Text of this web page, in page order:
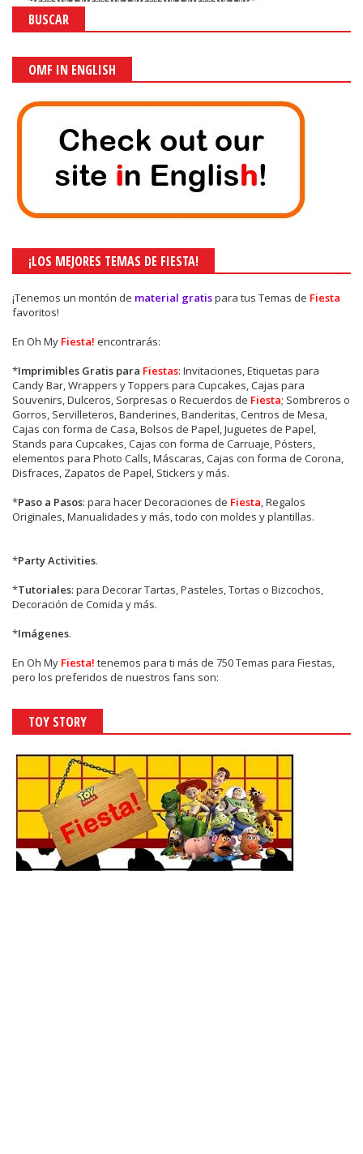
BUSCAR
OMF IN ENGLISH
¡LOS MEJORES TEMAS DE FIESTA!
¡Tenemos un montón de material gratispara tus Temas de Fiesta
favoritos!
En Oh My Fiesta! encontrarás:
*Imprimibles Gratis para Fiestas: Invitaciones, Etiquetas para
Candy Bar, Wrappers y Toppers para Cupcakes, Cajas para
Souvenirs, Dulceros, Sorpresas o Recuerdos de Fiesta; Sombreros o
Gorros, Servilleteros, Banderines, Banderitas, Centros de Mesa,
Cajas con forma de Casa, Bolsos de Papel, Juguetes de Papel,
Stands para Cupcakes, Cajas con forma de Carruaje, Pósters,
elementos para Photo Calls, Máscaras, Cajas con forma de Corona,
Disfraces, Zapatos de Papel, Stickers y más.
*Paso a Pasos: para hacer Decoraciones de Fiesta, Regalos
Originales, Manualidades y más, todo con moldes y plantillas.
*Party Activities.
*Tutoriales: para Decorar Tartas, Pasteles, Tortas o Bizcochos,
Decoración de Comida y más.
*Imágenes.
En Oh My Fiesta! tenemos para ti más de 750 Temas para Fiestas,
pero los preferidos de nuestros fans son:
TOY STORY